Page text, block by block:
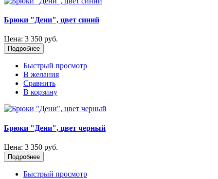
Брюки "Дени", цвет синий
Цена: 3 350 руб.
Подробнее
Быстрый просмотр
В желания
Сравнить
В корзину
Брюки "Дени", цвет черный
Цена: 3 350 руб.
Подробнее
Быстрый просмотр